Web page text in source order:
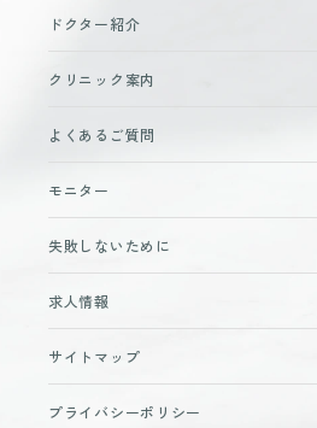
ドクター紹介
クリニック案内
よくあるご質問
モニター
失敗しないために
求人情報
サイトマップ
プライバシーポリシー